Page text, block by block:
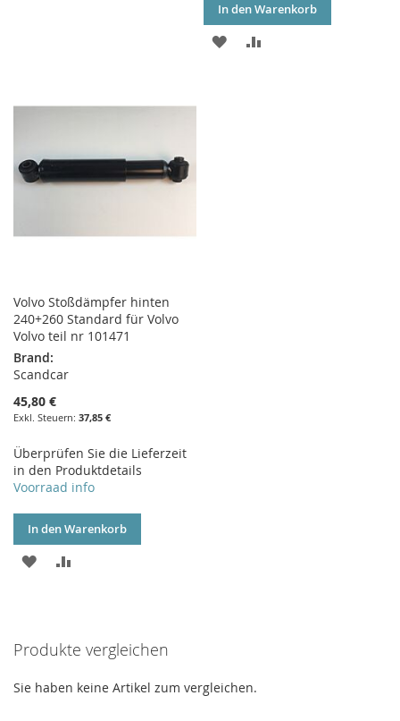
In den Warenkorb
ZUR
Volvo Stoßdämpfer hinten
240+260 Standard für Volvo
Volvo teil nr 101471
Brand:
Scandcar
45,80 €
37,85 €
Überprüfen Sie die Lieferzeit
in den Produktdetails
Voorraad info
In den Warenkorb
ZUR
Produkte vergleichen
Sie haben keine Artikel zum vergleichen.